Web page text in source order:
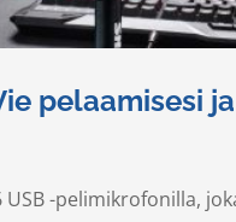
pelaamisesi
-pelimikrofonilla,